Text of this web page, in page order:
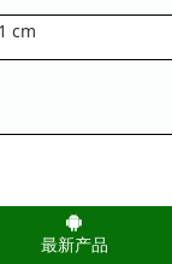
cm
最新产品